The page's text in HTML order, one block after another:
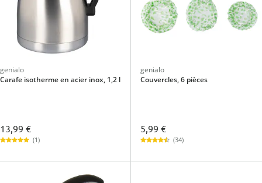
genialo
Carafe isotherme en acier inox, 1,2 l
13,99 €
(1)
genialo
Couvercles, 6 pièces
5,99 €
(34)